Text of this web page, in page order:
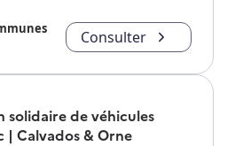
Consulter
solidaire de véhicules
| Calvados & Orne